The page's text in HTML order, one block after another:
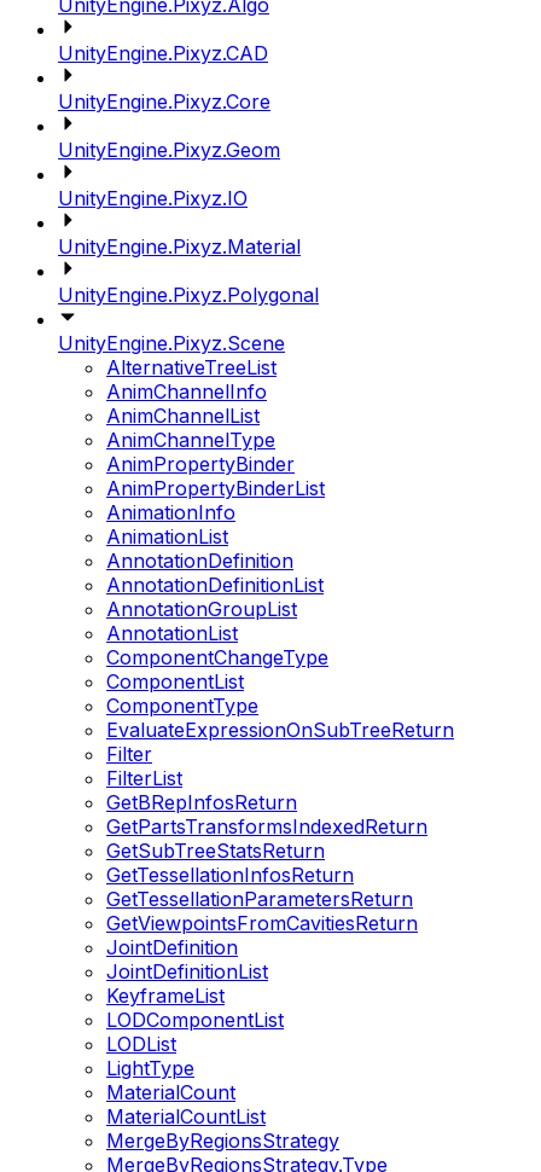
UnityEngine.Pixyz.Algo
UnityEngine.Pixyz.CAD
UnityEngine.Pixyz.Core
UnityEngine.Pixyz.Geom
UnityEngine.Pixyz.IO
UnityEngine.Pixyz.Material
UnityEngine.Pixyz.Polygonal
UnityEngine.Pixyz.Scene
AlternativeTreeList
AnimChannelInfo
AnimChannelList
AnimChannelType
AnimPropertyBinder
AnimPropertyBinderList
AnimationInfo
AnimationList
AnnotationDefinition
AnnotationDefinitionList
AnnotationGroupList
AnnotationList
ComponentChangeType
ComponentList
ComponentType
EvaluateExpressionOnSubTreeReturn
Filter
FilterList
GetBRepInfosReturn
GetPartsTransformsIndexedReturn
GetSubTreeStatsReturn
GetTessellationInfosReturn
GetTessellationParametersReturn
GetViewpointsFromCavitiesReturn
JointDefinition
JointDefinitionList
KeyframeList
LODComponentList
LODList
LightType
MaterialCount
MaterialCountList
MergeByRegionsStrategy
MergeByRegionsStrategy.Type